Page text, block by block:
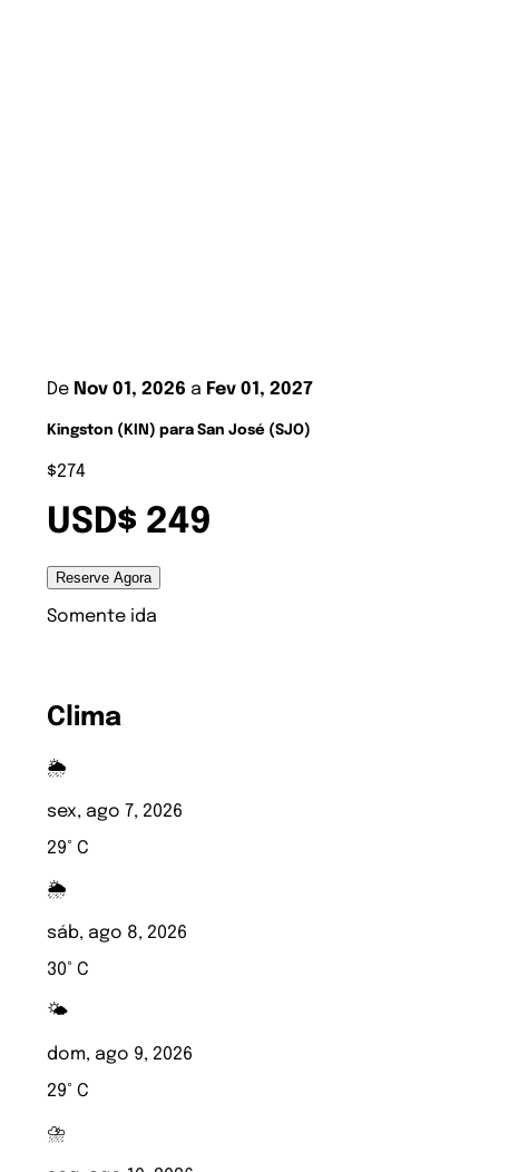
De Nov 01, 2026 a Fev 01, 2027
Kingston (KIN) para San José (SJO)
$274
USD$ 249
Reserve Agora
Somente ida
Clima
🌦️
sex, ago 7, 2026
29° C
🌦️
sáb, ago 8, 2026
30° C
🌤️
dom, ago 9, 2026
29° C
⛈️